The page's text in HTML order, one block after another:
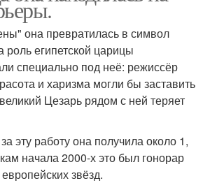
она превратилась в символ
роль египетской царицы
специально под неё: режиссёр
и харизма могли бы заставить
Цезарь рядом с ней теряет
эту работу она получила около 1,
начала 2000-х это был гонорар
звёзд.